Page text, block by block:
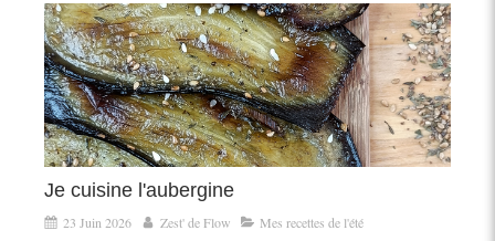
Je cuisine l'aubergine
23 Juin 2026 Zest' de Flow Mes recettes de l'été